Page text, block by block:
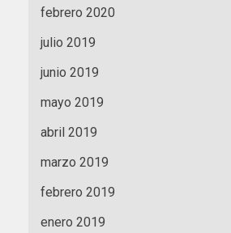
febrero 2020
julio 2019
junio 2019
mayo 2019
abril 2019
marzo 2019
febrero 2019
enero 2019